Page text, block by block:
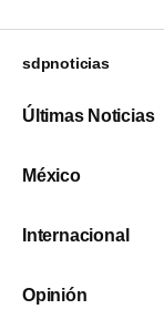
sdpnoticias
Últimas Noticias
México
Internacional
Opinión